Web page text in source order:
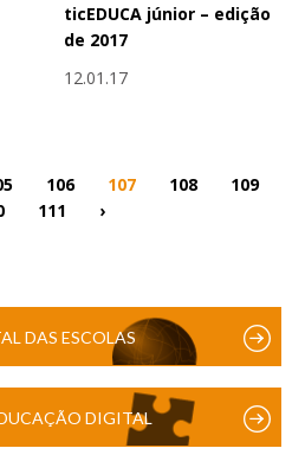
ticEDUCA júnior – edição
de 2017
12.01.17
106 107 108
109
111 ›
DAS ESCOLAS
DIGITAL